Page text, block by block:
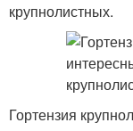
крупнолистных.
Гортензия